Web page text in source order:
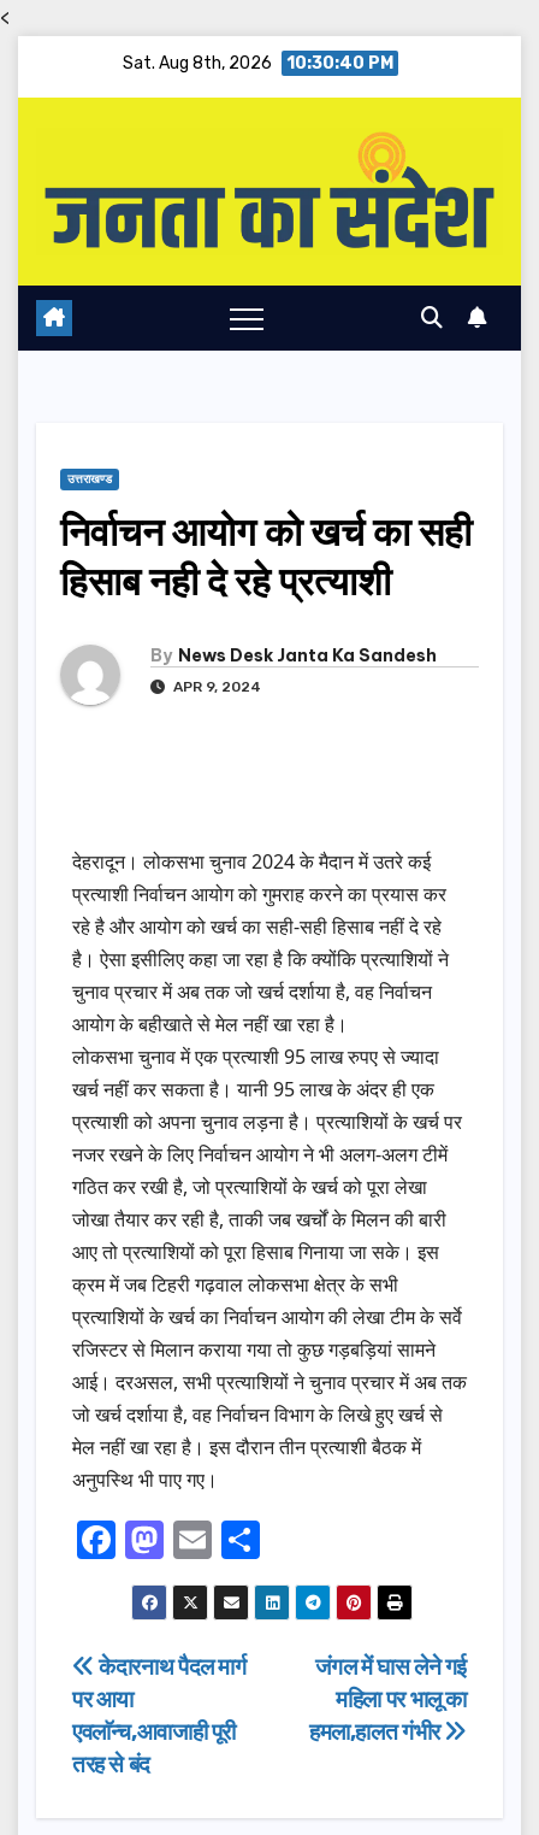
<
Sat. Aug 8th, 2026 10:30:41 PM
उत्तराखण्ड
निर्वाचन आयोग को खर्च का सही
हिसाब नही दे रहे प्रत्याशी
By News Desk Janta Ka Sandesh
APR 9, 2024
देहरादून। लोकसभा चुनाव 2024 के मैदान में उतरे कई
प्रत्याशी निर्वाचन आयोग को गुमराह करने का प्रयास कर
रहे है और आयोग को खर्च का सही-सही हिसाब नहीं दे रहे
है। ऐसा इसीलिए कहा जा रहा है कि क्योंकि प्रत्याशियों ने
चुनाव प्रचार में अब तक जो खर्च दर्शाया है, वह निर्वाचन
आयोग के बहीखाते से मेल नहीं खा रहा है।
लोकसभा चुनाव में एक प्रत्याशी 95 लाख रुपए से ज्यादा
खर्च नहीं कर सकता है। यानी 95 लाख के अंदर ही एक
प्रत्याशी को अपना चुनाव लड़ना है। प्रत्याशियों के खर्च पर
नजर रखने के लिए निर्वाचन आयोग ने भी अलग-अलग टीमें
गठित कर रखी है, जो प्रत्याशियों के खर्च को पूरा लेखा
जोखा तैयार कर रही है, ताकी जब खर्चों के मिलन की बारी
आए तो प्रत्याशियों को पूरा हिसाब गिनाया जा सके। इस
क्रम में जब टिहरी गढ़वाल लोकसभा क्षेत्र के सभी
प्रत्याशियों के खर्च का निर्वाचन आयोग की लेखा टीम के सर्वे
रजिस्टर से मिलान कराया गया तो कुछ गड़बड़ियां सामने
आई। दरअसल, सभी प्रत्याशियों ने चुनाव प्रचार में अब तक
जो खर्च दर्शाया है, वह निर्वाचन विभाग के लिखे हुए खर्च से
मेल नहीं खा रहा है। इस दौरान तीन प्रत्याशी बैठक में
अनुपस्थि भी पाए गए।
F
a
c
e
b
o
o
k
M
a
st
o
o
E
m
ail
h
ar
Post
navigation
जंगल में घास लेने गई
महिला पर भालू का
हमला,हालत गंभीर
केदारनाथ पैदल मार्ग
पर आया
एवलाॅन्च,आवाजाही पूरी
तरह से बंद